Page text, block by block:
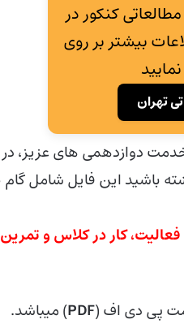
مطالعاتی کنکور در
بیشتر بر روی
تهران
خدمت دوازدهمی های عزیز،
باشید این فایل شامل
فعالیت، کار در کلاس و
PDF) میباشد.